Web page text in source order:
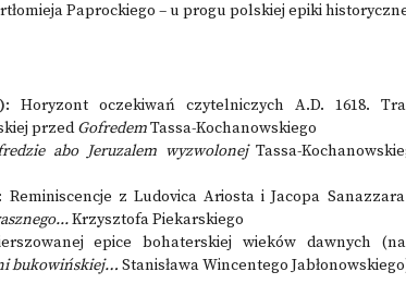
Paprockiego – u progu polskiej epiki
: Horyzont oczekiwań czytelniczych A.D. 1618.
przedGofredemTassa-Kochanowskiego
abo Jeruzalem wyzwolonejTassa-
: Reminiscencje z Ludovica Ariosta i Jacopa
Krzysztofa Piekarskiego
epice bohaterskiej wieków dawnych (na
bukowińskiej… Stanisława Wincentego